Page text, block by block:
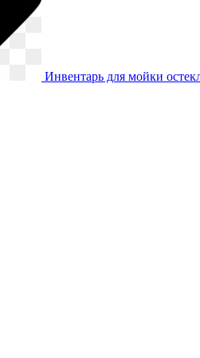
Инвентарь для мойки